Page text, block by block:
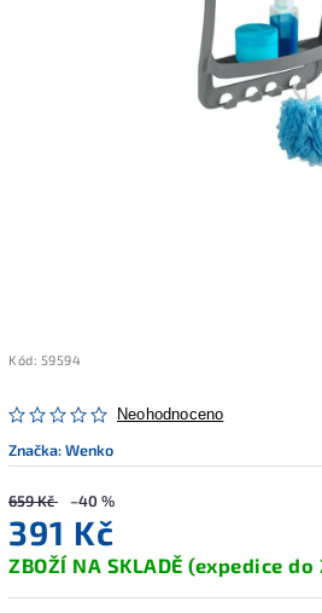
Kód: 59594
Neohodnoceno
Značka:Wenko
659 Kč –40 %
391 Kč
ZBOŽÍ NA SKLADĚ (expedice